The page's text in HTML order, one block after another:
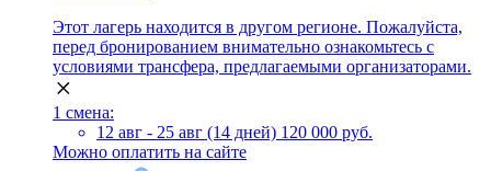
Этот лагерь находится в другом регионе. Пожалуйста,
перед бронированием внимательно ознакомьтесь с
условиями трансфера, предлагаемыми организаторами.
1 смена:
12 авг - 25 авг (14 дней) 120 000 руб.
Можно оплатить на сайте